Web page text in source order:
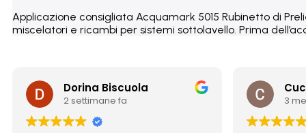
Applicazione consigliata Acquamark 5015 Rubinetto di
miscelatori e ricambi per sistemi sottolavello. Prima
Dorina Biscuola
2 settimane fa 3